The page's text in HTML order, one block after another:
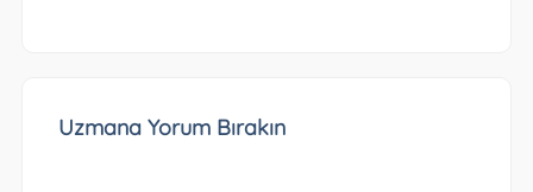
Uzmana Yorum Bırakın